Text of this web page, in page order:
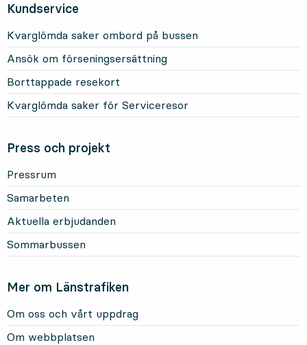
Kundservice
Kvarglömda saker ombord på bussen
Ansök om förseningsersättning
Borttappade resekort
Kvarglömda saker för Serviceresor
Press och projekt
Pressrum
Samarbeten
Aktuella erbjudanden
Sommarbussen
Mer om Länstrafiken
Om oss och vårt uppdrag
Om webbplatsen